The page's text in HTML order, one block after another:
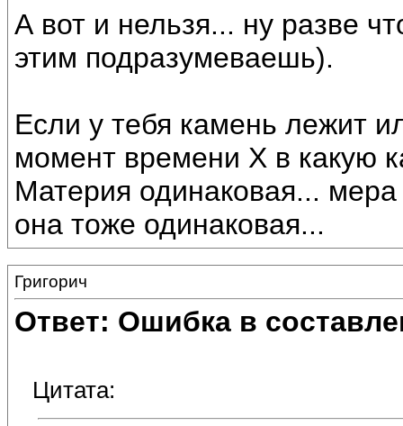
А вот и нельзя... ну разве
этим подразумеваешь).
Если у тебя камень лежит
момент времени Х в какую
Материя одинаковая...
она тоже одинаковая...
Григорич
Ответ: Ошибка в
Цитата: